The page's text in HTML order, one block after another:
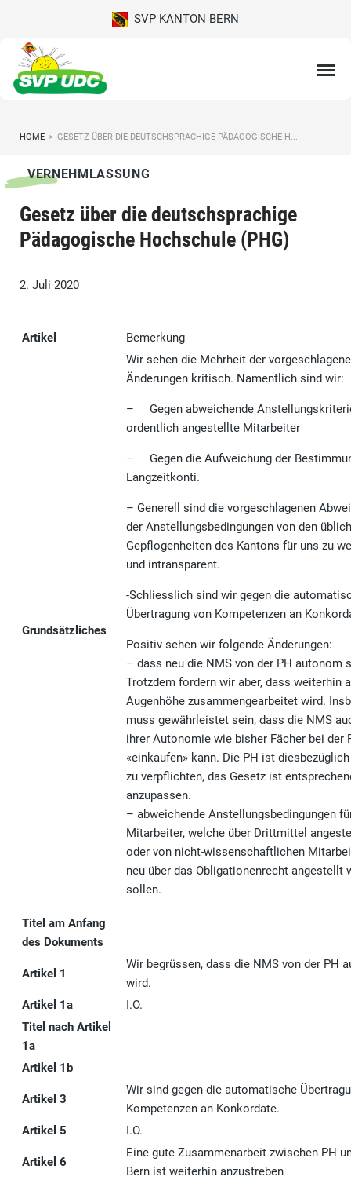
SVP KANTON BERN
HOME > GESETZ ÜBER DIE DEUTSCHSPRACHIGE PÄDAGOGISCHE H...
VERNEHMLASSUNG
Gesetz über die deutschsprachige
Pädagogische Hochschule (PHG)
2. Juli 2020
Artikel Bemerkung
Grundsätzliches
Wir sehen die Mehrheit der
Änderungen kritisch. Namentlich sind wir:
– Gegen abweichende
ordentlich angestellte Mitarbeiter
– Gegen die Aufweichung der
Langzeitkonti.
– Generell sind die vorgeschlagenen
der Anstellungsbedingungen von den
Gepflogenheiten des Kantons für uns zu
und intransparent.
-Schliesslich sind wir gegen die
Übertragung von Kompetenzen an
Positiv sehen wir folgende Änderungen:
– dass neu die NMS von der PH autonom
Trotzdem fordern wir aber, dass weiterhin
Augenhöhe zusammengearbeitet wird.
muss gewährleistet sein, dass die NMS
ihrer Autonomie wie bisher Fächer bei der
«einkaufen» kann. Die PH ist
zu verpflichten, das Gesetz ist
anzupassen.
– abweichende Anstellungsbedingungen
Mitarbeiter, welche über Drittmittel
oder von nicht-wissenschaftlichen
neu über das Obligationenrecht angestellt
sollen.
Titel am Anfang
des Dokuments
Artikel 1
Wir begrüssen, dass die NMS von der PH
wird.
Artikel 1a
I.O.
Titel nach Artikel
1a
Artikel 1b
Artikel 3
Wir sind gegen die automatische
Kompetenzen an Konkordate.
Artikel 5
I.O.
Artikel 6
Eine gute Zusammenarbeit zwischen PH
Bern ist weiterhin anzustreben